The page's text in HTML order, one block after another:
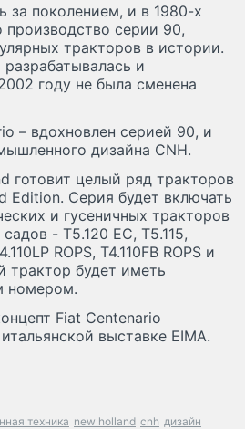
за поколением, и в 1980-х
производство серии 90,
тракторов в истории.
и
году не была сменена
– вдохновлен серией 90, и
дизайна CNH.
готовит целый ряд тракторов
Edition. Серия будет включать
и гусеничных тракторов
- T5.120 EC, T5.115,
ROPS, T4.110FB ROPS и
трактор будет иметь
номером.
Fiat Centenario
выставке EIMA.
техника new holland cnh дизайн